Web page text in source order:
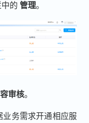
中的管理。
审核。
业务需求开通相应服